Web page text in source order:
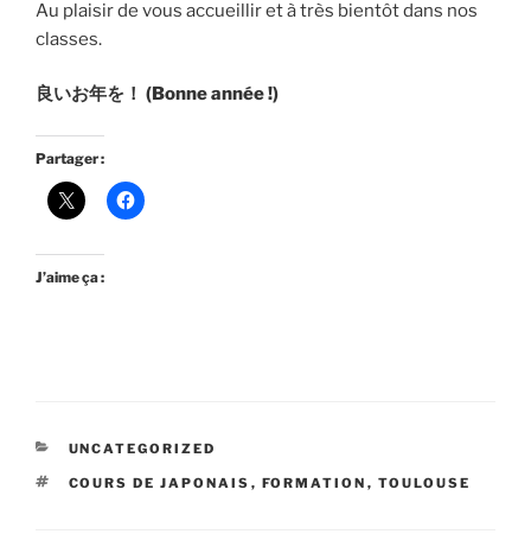
Au plaisir de vous accueillir et à très bientôt dans nos
classes.
良いお年を！ (Bonne année !)
Partager :
J’aime ça :
CATÉGORIES
UNCATEGORIZED
ÉTIQUETTES
COURS DE JAPONAIS , FORMATION , TOULOUSE